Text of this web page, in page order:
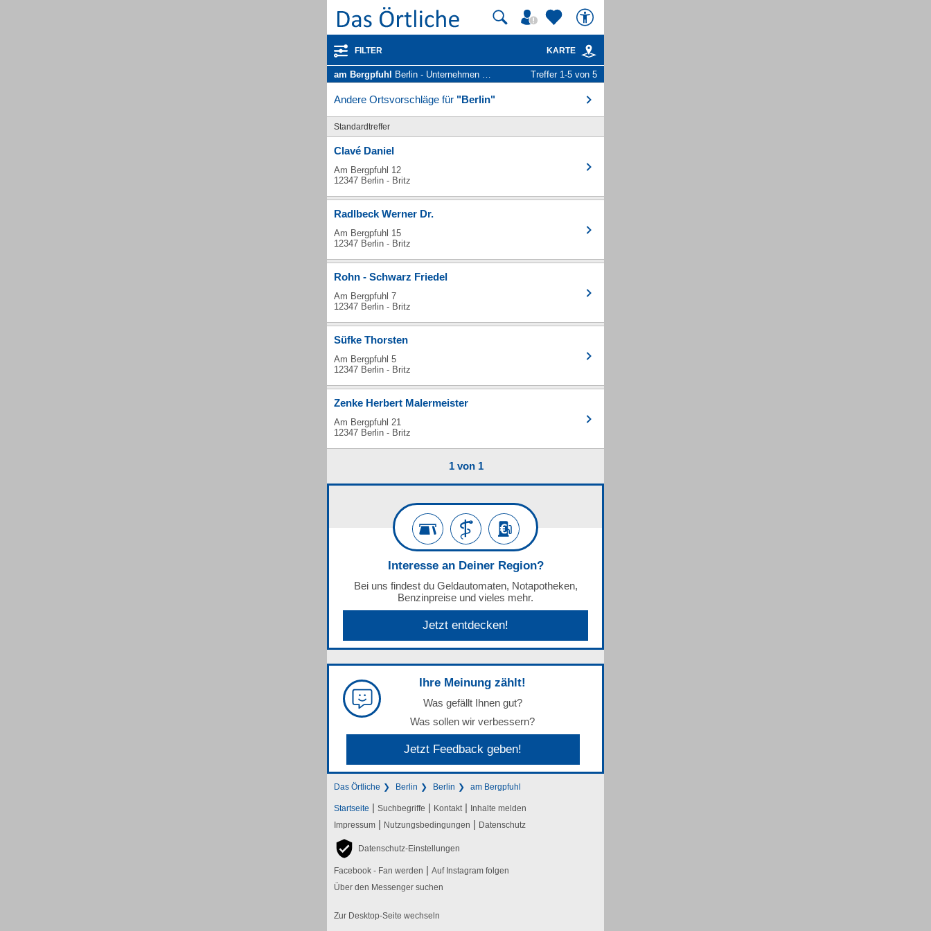
FILTER KARTE
am Bergpfuhl Berlin - Unternehmen und Personen Treffer 1-5 von 5
Andere Ortsvorschläge für "Berlin"
Standardtreffer
Clavé Daniel
Am Bergpfuhl 12
12347 Berlin - Britz
Radlbeck Werner Dr.
Am Bergpfuhl 15
12347 Berlin - Britz
Rohn - Schwarz Friedel
Am Bergpfuhl 7
12347 Berlin - Britz
Süfke Thorsten
Am Bergpfuhl 5
12347 Berlin - Britz
Zenke Herbert Malermeister
Am Bergpfuhl 21
12347 Berlin - Britz
1 von 1
Interesse an Deiner Region?
Bei uns findest du Geldautomaten, Notapotheken,
Benzinpreise und vieles mehr.
Jetzt entdecken!
Ihre Meinung zählt!
Was gefällt Ihnen gut?
Was sollen wir verbessern?
Jetzt Feedback geben!
Das Örtliche Berlin Berlin am Bergpfuhl
Startseite | Suchbegriffe | Kontakt | Inhalte melden
Impressum | Nutzungsbedingungen | Datenschutz
Datenschutz-Einstellungen
Facebook - Fan werden | Auf Instagram folgen
Über den Messenger suchen
Zur Desktop-Seite wechseln